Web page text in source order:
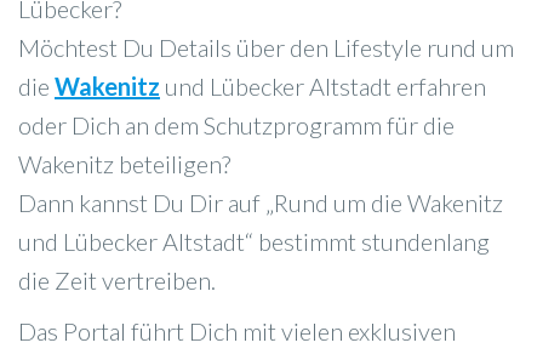
Lübecker?
Möchtest Du Details über den Lifestyle rund um
die Wakenitz und Lübecker Altstadt erfahren
oder Dich an dem Schutzprogramm für die
Wakenitz beteiligen?
Dann kannst Du Dir auf „Rund um die Wakenitz
und Lübecker Altstadt“ bestimmt stundenlang
die Zeit vertreiben.
Das Portal führt Dich mit vielen exklusiven